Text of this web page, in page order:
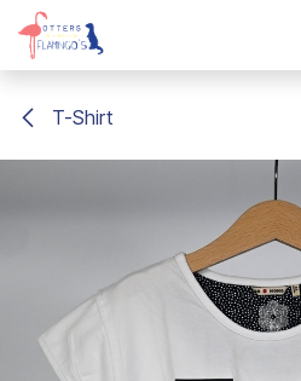
Overslaan naar inhoud
T-Shirt